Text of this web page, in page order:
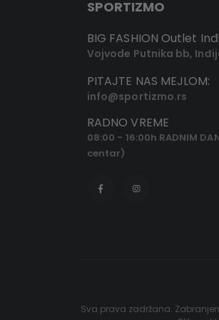
SPORTIZMO
BIG FASHION Outlet
Vojvode Putnika bb,
PITAJTE NAS MEJLOM:
info@sportizmo.rs
RADNO VREME
08:00 - 16:00h RADNIM
centar)
Sva prava zadržana.